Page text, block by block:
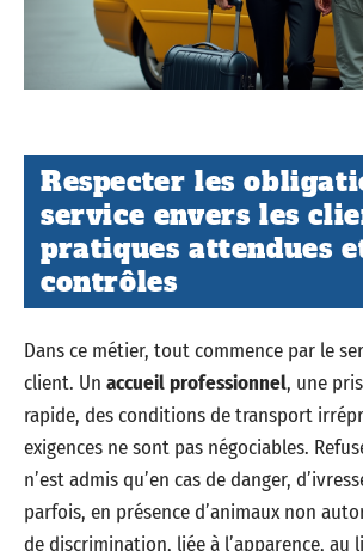
Respecter les
service envers les
pratiques attendues
contrôles
Dans ce métier, tout commence par le
client. Un accueil professionnel, une
rapide, des conditions de transport
exigences ne sont pas négociables.
n’est admis qu’en cas de danger,
parfois, en présence d’animaux non
de discrimination, liée à l’apparence, au